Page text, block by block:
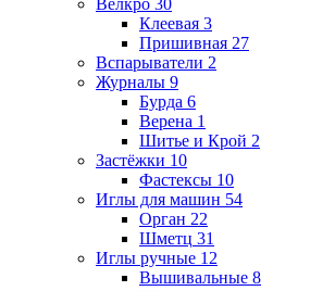
Клеевая 3
Пришивная 27
Вспарыватели 2
Журналы 9
Бурда 6
Верена 1
Шитье и Крой 2
Застёжки 10
Фастексы 10
Иглы для машин 54
Орган 22
Шметц 31
Иглы ручные 12
Вышивальные 8